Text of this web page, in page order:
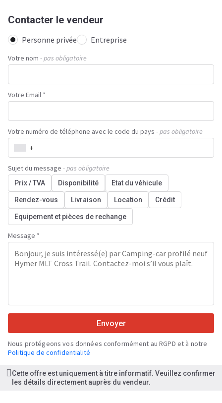
Contacter le vendeur
Personne privée Entreprise
Votre nom - pas obligatoire
Votre Email *
Votre numéro de téléphone avec le code du pays - pas obligatoire
+
Sujet du message - pas obligatoire
Prix / TVA Disponibilité Etat du véhicule
Rendez-vous Livraison Location Crédit
Equipement et pièces de rechange
Message *
Envoyer
Nous protégeons vos données conformément au RGPD et à notre
Politique de confidentialité
Cette offre est uniquement à titre informatif. Veuillez confirmer
les détails directement auprès du vendeur.